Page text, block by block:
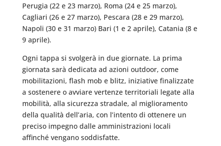
Perugia (22 e 23 marzo), Roma (24 e 25 marzo),
Cagliari (26 e 27 marzo), Pescara (28 e 29 marzo),
Napoli (30 e 31 marzo) Bari (1 e 2 aprile), Catania (8 e
9 aprile).
Ogni tappa si svolgerà in due giornate. La prima
giornata sarà dedicata ad azioni outdoor, come
mobilitazioni, flash mob e blitz, iniziative finalizzate
a sostenere o avviare vertenze territoriali legate alla
mobilità, alla sicurezza stradale, al miglioramento
della qualità dell’aria, con l’intento di ottenere un
preciso impegno dalle amministrazioni locali
affinché vengano soddisfatte.